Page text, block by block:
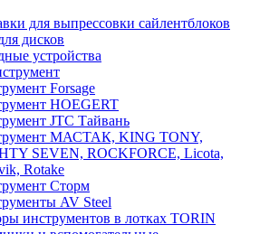
для выпрессовки сайлентблоков
дисков
устройства
Forsage
HOEGERT
JTC Тайвань
МАСТАК, KING TONY,
SEVEN, ROCKFORCE, Licota,
Rotake
Сторм
AV Steel
инструментов в лотках TORIN